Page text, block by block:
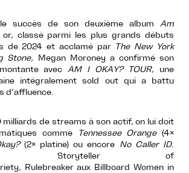
succès de son deuxième album Am
classé parmi les plus grands débuts
de 2024 et acclamé par The New York
Stone, Megan Moroney a confirmé son
avec AM I OKAY? TOUR, une
intégralement sold out qui a battu
d’affluence.
milliards de streams à son actif, on lui doit
comme
Tennessee Orange(4×
(2× platine) ou encore No Caller ID.
Storyteller of
Rulebreaker aux Billboard Women in